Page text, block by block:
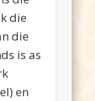
die
die
is as
en